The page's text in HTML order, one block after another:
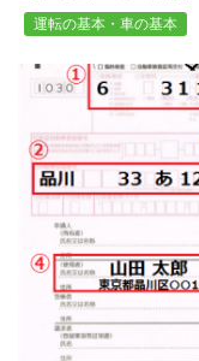
運転の基本・車の基本